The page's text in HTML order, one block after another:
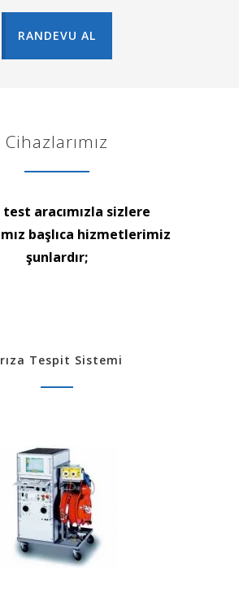
RANDEVU AL
Cihazlarımız
test aracımızla sizlere
başlıca hizmetlerimiz
şunlardır;
Tespit Sistemi